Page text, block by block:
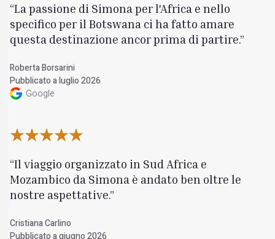
La passione di Simona per l'Africa e nello
specifico per il Botswana ci ha fatto amare
questa destinazione ancor prima di partire.
Roberta Borsarini
Pubblicato a luglio 2026
Google
Il viaggio organizzato in Sud Africa e
Mozambico da Simona è andato ben oltre le
nostre aspettative.
Cristiana Carlino
Pubblicato a giugno 2026